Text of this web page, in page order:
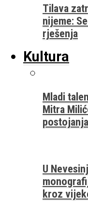
Tilava
nijeme:
rješenja
Kultura
Mladi
Mitra
U
kroz